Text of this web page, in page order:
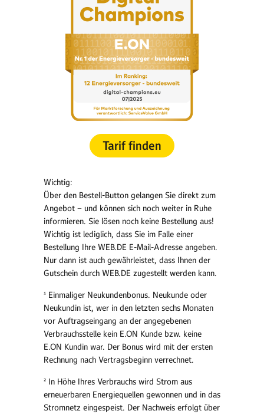
Tarif finden
Wichtig:
Über den Bestell-Button gelangen Sie direkt zum
Angebot − und können sich noch weiter in Ruhe
informieren. Sie lösen noch keine Bestellung aus!
Wichtig ist lediglich, dass Sie im Falle einer
Bestellung Ihre WEB.DE E-Mail-Adresse angeben.
Nur dann ist auch gewährleistet, dass Ihnen der
Gutschein durch WEB.DE zugestellt werden kann.
¹ Einmaliger Neukundenbonus. Neukunde oder
Neukundin ist, wer in den letzten sechs Monaten
vor Auftragseingang an der angegebenen
Verbrauchsstelle kein E.ON Kunde bzw. keine
E.ON Kundin war. Der Bonus wird mit der ersten
Rechnung nach Vertragsbeginn verrechnet.
² In Höhe Ihres Verbrauchs wird Strom aus
erneuerbaren Energiequellen gewonnen und in das
Stromnetz eingespeist. Der Nachweis erfolgt über